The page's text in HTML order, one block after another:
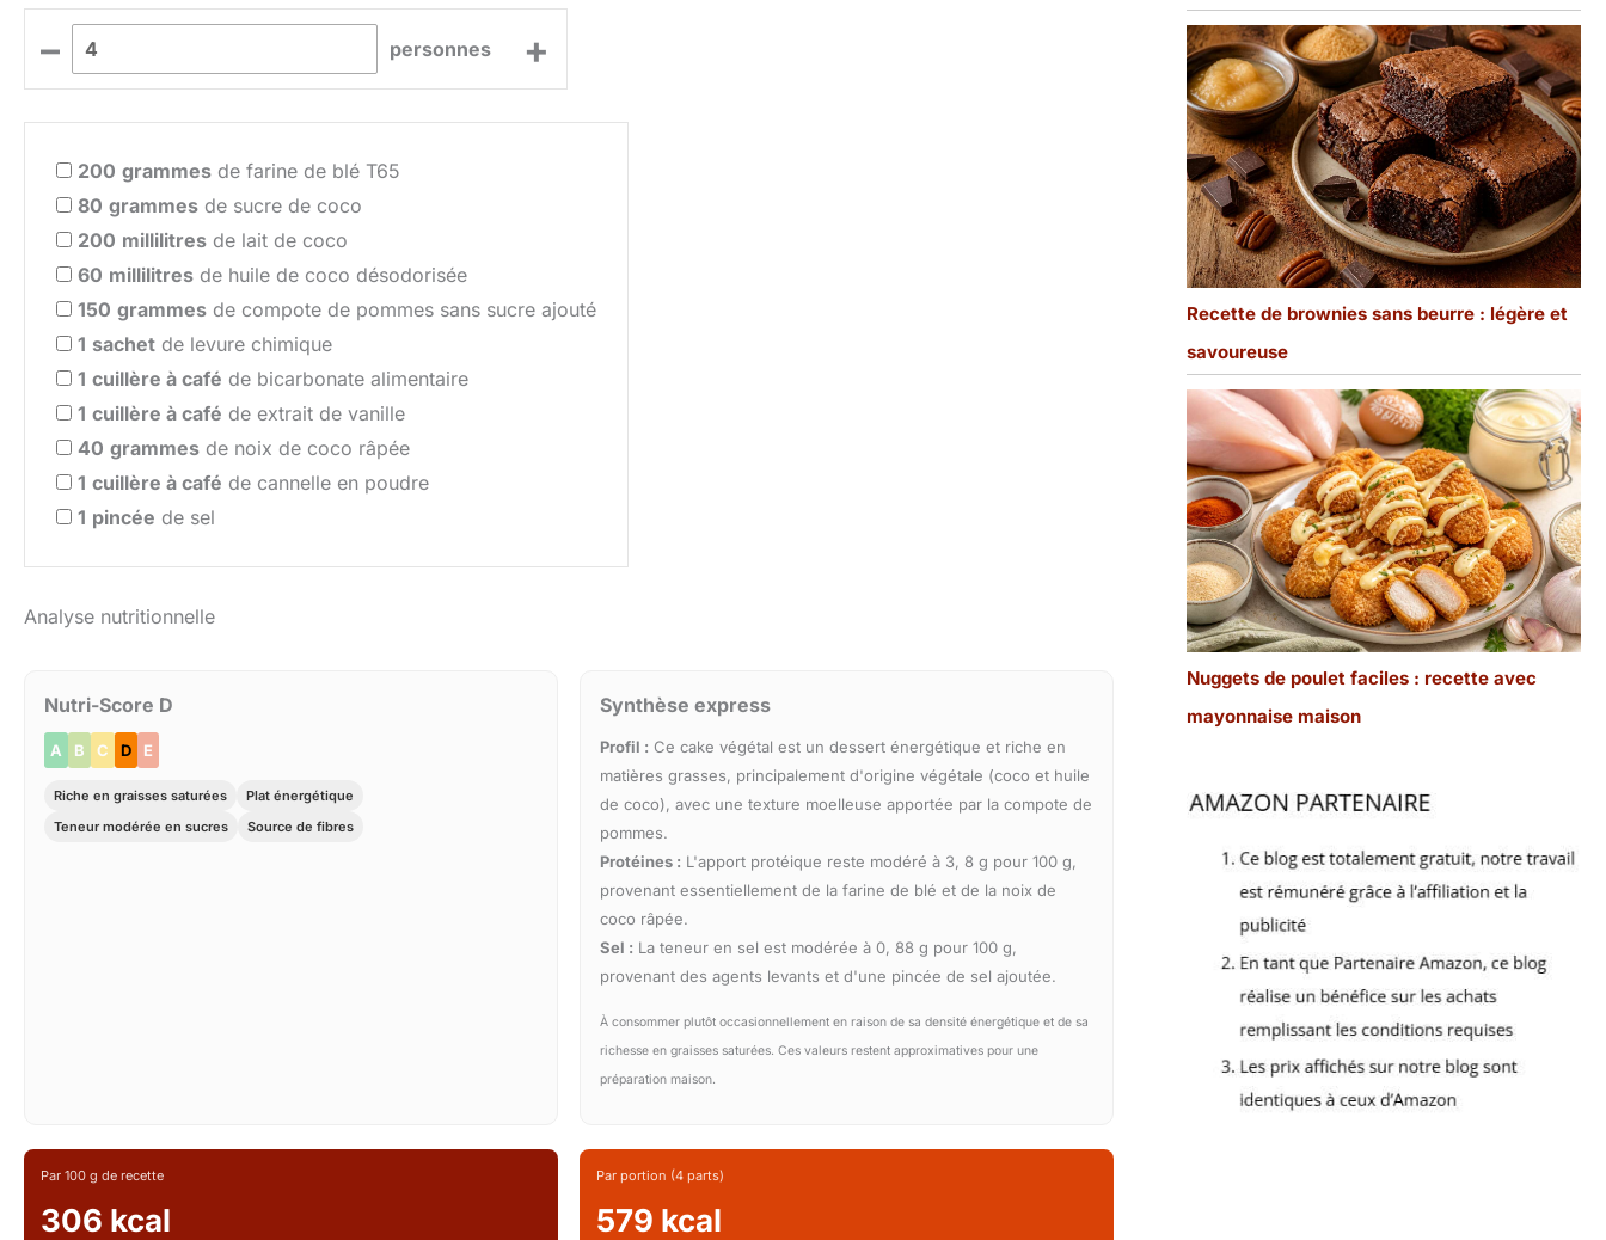
– personnes +
200 grammes de farine de blé T65
80 grammes de sucre de coco
200 millilitres de lait de coco
60 millilitres de huile de coco désodorisée
150 grammes de compote de pommes sans sucre ajouté
1 sachet de levure chimique
1 cuillère à café de bicarbonate alimentaire
1 cuillère à café de extrait de vanille
40 grammes de noix de coco râpée
1 cuillère à café de cannelle en poudre
1 pincée de sel
Analyse nutritionnelle
Nutri-Score D
A B C D E
Riche en graisses saturées
Plat énergétique
Teneur modérée en sucres
Source de fibres
Synthèse express
Profil : Ce cake végétal est un dessert énergétique et riche en
matières grasses, principalement d'origine végétale (coco et huile
de coco), avec une texture moelleuse apportée par la compote de
pommes.
Protéines : L'apport protéique reste modéré à 3, 8 g pour 100 g,
provenant essentiellement de la farine de blé et de la noix de
coco râpée.
Sel : La teneur en sel est modérée à 0, 88 g pour 100 g,
provenant des agents levants et d'une pincée de sel ajoutée.
À consommer plutôt occasionnellement en raison de sa densité énergétique et de sa
richesse en graisses saturées. Ces valeurs restent approximatives pour une
préparation maison.
Par 100 g de recette
306 kcal
Par portion (4 parts)
579 kcal
Recette de brownies sans beurre : légère et
savoureuse
Nuggets de poulet faciles : recette avec
mayonnaise maison